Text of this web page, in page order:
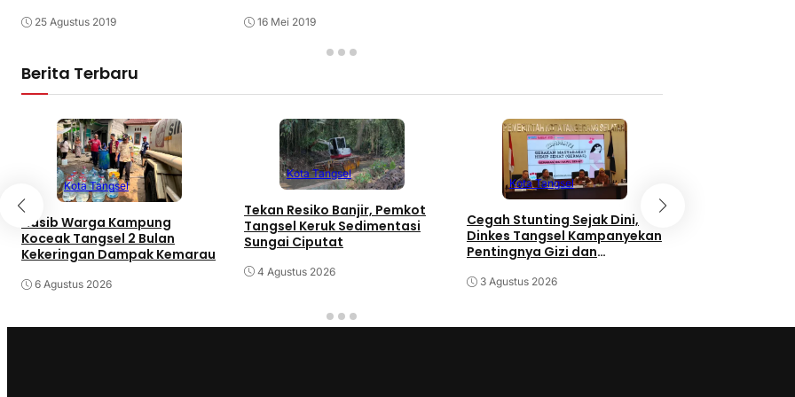
25 Agustus 2019 16 Mei 2019
Berita Terbaru
Kota Tangsel
Nasib Warga Kampung
Koceak Tangsel 2 Bulan
Kekeringan Dampak Kemarau
6 Agustus 2026
Kota Tangsel
Tekan Resiko Banjir, Pemkot
Tangsel Keruk Sedimentasi
Sungai Ciputat
4 Agustus 2026
Kota Tangsel
Cegah Stunting Sejak Dini,
Dinkes Tangsel Kampanyekan
Pentingnya Gizi dan
3 Agustus 2026